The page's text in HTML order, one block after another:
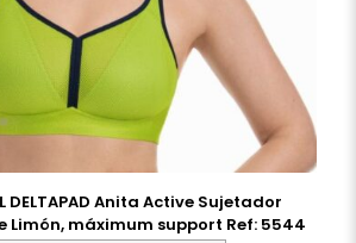
DELTAPAD Anita Active Sujetador
Limón, máximum support Ref: 5544